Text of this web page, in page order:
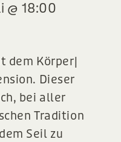
@ 18:00
dem Körper|
Dieser
bei aller
Tradition
Seil zu